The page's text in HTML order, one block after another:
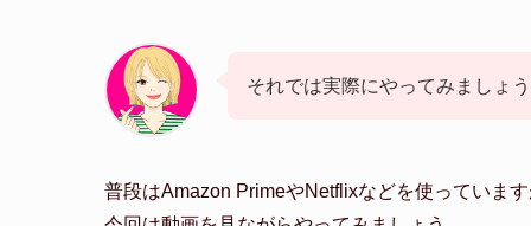
それでは実際にやってみましょう
普段はAmazon PrimeやNetflixなどを使っています